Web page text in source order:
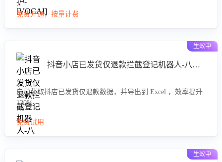
型精准定位客服在不同场景的理解与回应难点，评判解答的有
效性与完整性，输出针对性改进策略，助力商家快速优化快捷
免费开通，按量计费
生效中
抖音小店已发货仅退款拦截登记机器人-八爪鱼
自动获取抖店已发货仅退款数据，并导出到 Excel ，效率提升
120%
免费试用
生效中